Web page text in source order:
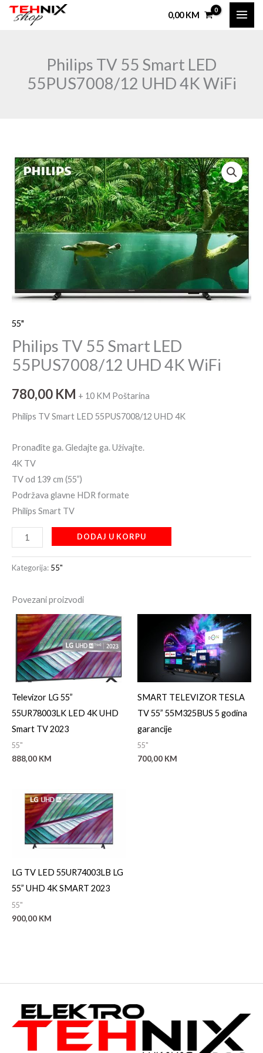
Skip
0,00KM
Philips TV 55 Smart LED
55PUS7008/12 UHD 4K WiFi
55"
Philips TV 55 Smart LED
55PUS7008/12 UHD 4K WiFi
780,00 KM + 10 KM Poštarina
Philips TV Smart LED 55PUS7008/12 UHD 4K
Pronađite ga. Gledajte ga. Uživajte.
4K TV
TV od 139 cm (55”)
Podržava glavne HDR formate
Philips Smart TV
Philips
TV
55
Smart
LED
55PUS7008/12
WiFi
količina
DODAJ U KORPU
Kategorija: 55"
Povezani proizvodi
Televizor LG 55”
55UR78003LK LED 4K UHD
Smart TV 2023
55"
888,00 KM
SMART TELEVIZOR TESLA
TV 55” 55M325BUS 5 godina
garancije
55"
700,00 KM
LG TV LED 55UR74003LB LG
55” UHD 4K SMART 2023
55"
900,00 KM